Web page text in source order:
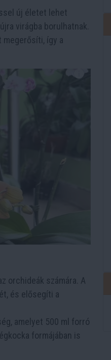
új életet lehet
virágba borulhatnak.
megerősíti, így a
orchideák számára. A
és elősegíti a
amelyet 500 ml forró
formájában is